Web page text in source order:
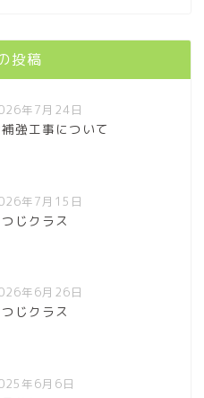
投稿
年7月24日
強工事について
年7月15日
じクラス
年6月26日
じクラス
年6月6日